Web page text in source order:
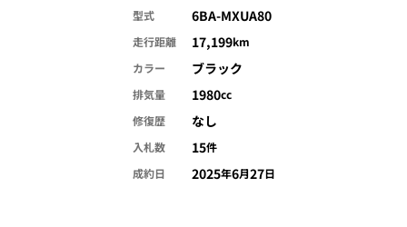
型式 6BA-MXUA80
走行距離 17,199km
カラー
ブラック
排気量 1980cc
修復歴
なし
入札数 15件
成約日
2025年6月27日